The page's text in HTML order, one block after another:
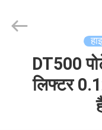
Machinery
Co.,Ltd.
DT500
लिफ्टर